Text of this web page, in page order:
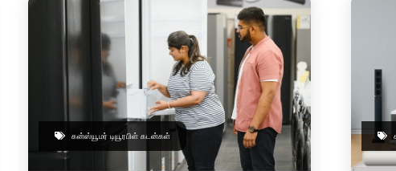
கன்ஸ்யூமர் டியூரபிள் கடன்கள்